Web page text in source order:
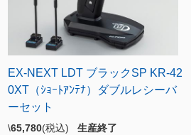
EX-NEXT LDT ブラックSP KR-42
0XT（ｼｮｰﾄｱﾝﾃﾅ）ダブルレシーバ
ーセット
\65,780(税込) 生産終了